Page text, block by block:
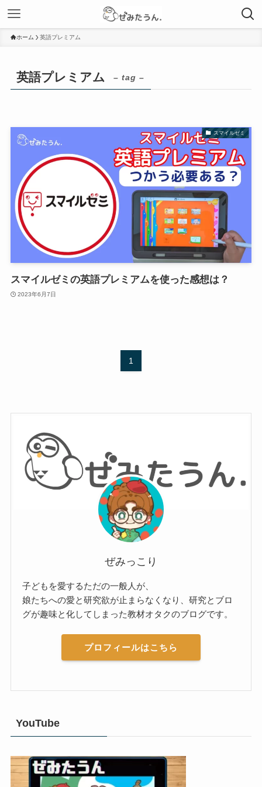
ホーム 英語プレミアム
英語プレミアム – tag –
スマイルゼミ
スマイルゼミの英語プレミアムを使った感想は？
2023年6月7日
1
ぜみっこり
子どもを愛するただの一般人が、
娘たちへの愛と研究欲が止まらなくなり、研究とブロ
グが趣味と化してしまった教材オタクのブログです。
プロフィールはこちら
YouTube